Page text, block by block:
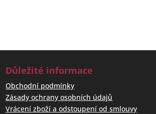
Důležité informace
Obchodní podmínky
Zásady ochrany osobních údajů
Vrácení zboží a odstoupení od smlouvy